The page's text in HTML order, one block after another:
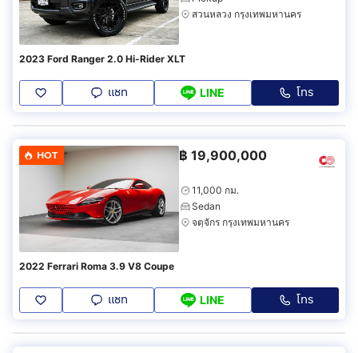
สวนหลวง กรุงเทพมหานคร
2023 Ford Ranger 2.0 Hi-Rider XLT
แชท LINE โทร
HOT ฿ 19,900,000
11,000 กม.
Sedan
จตุจักร กรุงเทพมหานคร
2022 Ferrari Roma 3.9 V8 Coupe
แชท LINE โทร